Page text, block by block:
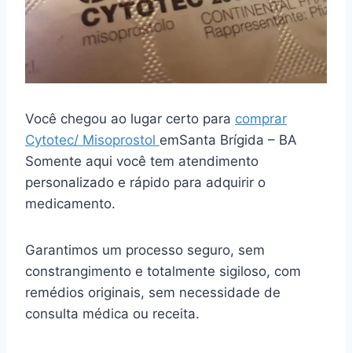
Você chegou ao lugar certo para comprar
Cytotec/ Misoprostol emSanta Brígida – BA
Somente aqui você tem atendimento
personalizado e rápido para adquirir o
medicamento.
Garantimos um processo seguro, sem
constrangimento e totalmente sigiloso, com
remédios originais, sem necessidade de
consulta médica ou receita.